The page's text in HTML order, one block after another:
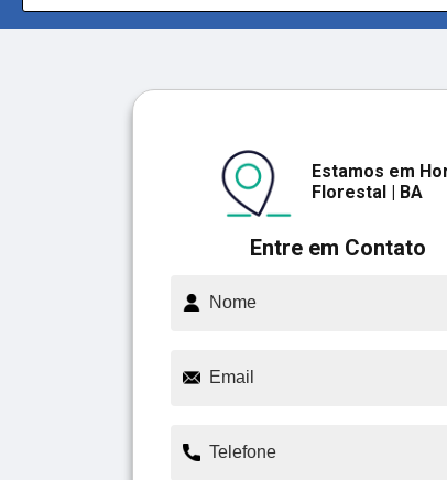
Entre em Contato
Estamos em
Florestal | BA